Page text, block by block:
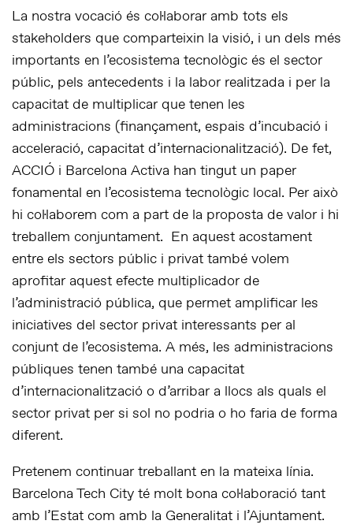
La nostra vocació és col·laborar amb tots els
stakeholders que comparteixin la visió, i un dels més
importants en l’ecosistema tecnològic és el sector
públic, pels antecedents i la labor realitzada i per la
capacitat de multiplicar que tenen les
administracions (finançament, espais d’incubació i
acceleració, capacitat d’internacionalització). De fet,
ACCIÓ i Barcelona Activa han tingut un paper
fonamental en l’ecosistema tecnològic local. Per això
hi col·laborem com a part de la proposta de valor i hi
treballem conjuntament. En aquest acostament
entre els sectors públic i privat també volem
aprofitar aquest efecte multiplicador de
l’administració pública, que permet amplificar les
iniciatives del sector privat interessants per al
conjunt de l’ecosistema. A més, les administracions
públiques tenen també una capacitat
d’internacionalització o d’arribar a llocs als quals el
sector privat per si sol no podria o ho faria de forma
diferent.
Pretenem continuar treballant en la mateixa línia.
Barcelona Tech City té molt bona col·laboració tant
amb l’Estat com amb la Generalitat i l’Ajuntament.